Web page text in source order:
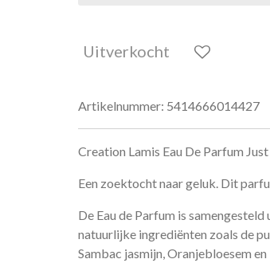
Uitverkocht
Artikelnummer: 5414666014427
Creation Lamis Eau De Parfum
Een zoektocht naar geluk. Dit
De Eau de Parfum is
natuurlijke ingrediënten zoals de
Sambac jasmijn, Oranjebloesem